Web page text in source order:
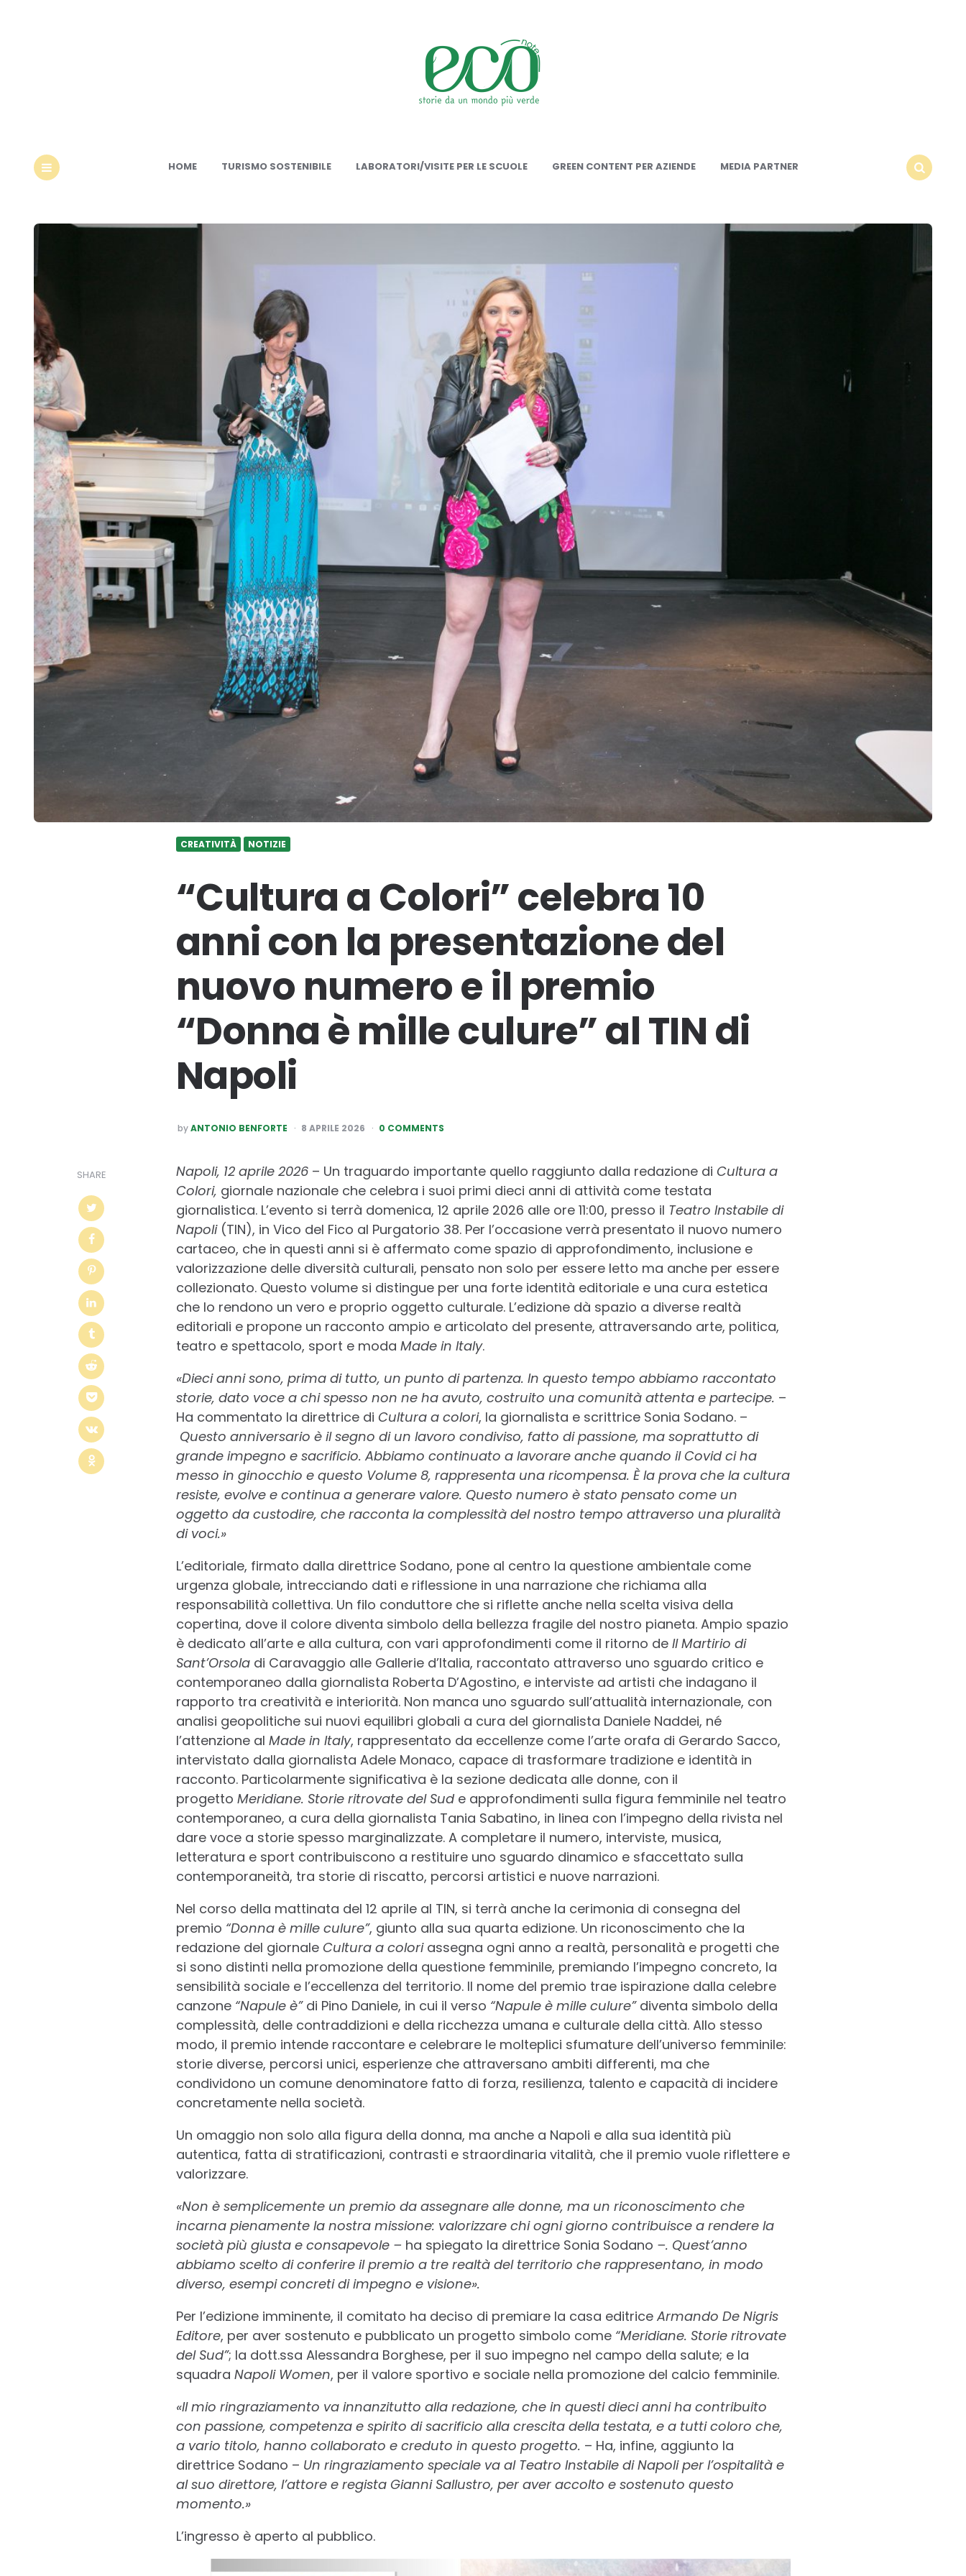
HOME TURISMO SOSTENIBILE LABORATORI/VISITE PER LE SCUOLE GREEN CONTENT PER AZIENDE
MEDIA PARTNER
CREATIVITÀ NOTIZIE
“Cultura a Colori” celebra 10
anni con la presentazione del
nuovo numero e il premio
“Donna è mille culure” al TIN di
Napoli
POSTED
BY
by ANTONIO BENFORTE 8 APRILE 2026 0 COMMENTS
SHARE Napoli, 12 aprile 2026– Un traguardo importante quello raggiunto dalla redazione di Cultura a
Colori, giornale nazionale che celebra i suoi primi dieci anni di attività come testata
giornalistica. L’evento si terrà domenica, 12 aprile 2026 alle ore 11:00, presso il Teatro Instabile di
Napoli(TIN), in Vico del Fico al Purgatorio 38. Per l’occasione verrà presentato il nuovo numero
cartaceo, che in questi anni si è affermato come spazio di approfondimento, inclusione e
valorizzazione delle diversità culturali, pensato non solo per essere letto ma anche per essere
collezionato. Questo volume si distingue per una forte identità editoriale e una cura estetica
che lo rendono un vero e proprio oggetto culturale. L’edizione dà spazio a diverse realtà
editoriali e propone un racconto ampio e articolato del presente, attraversando arte, politica,
teatro e spettacolo, sport e moda Made in Italy.
«Dieci anni sono, prima di tutto, un punto di partenza. In questo tempo abbiamo raccontato
storie, dato voce a chi spesso non ne ha avuto, costruito una comunità attenta e partecipe. –
Ha commentato la direttrice di Cultura a colori, la giornalista e scrittrice Sonia Sodano. –
Questo anniversario è il segno di un lavoro condiviso, fatto di passione, ma soprattutto di
grande impegno e sacrificio. Abbiamo continuato a lavorare anche quando il Covid ci ha
messo in ginocchio e questo Volume 8, rappresenta una ricompensa. È la prova che la cultura
resiste, evolve e continua a generare valore. Questo numero è stato pensato come un
oggetto da custodire, che racconta la complessità del nostro tempo attraverso una pluralità
di voci.»
L’editoriale, firmato dalla direttrice Sodano, pone al centro la questione ambientale come
urgenza globale, intrecciando dati e riflessione in una narrazione che richiama alla
responsabilità collettiva. Un filo conduttore che si riflette anche nella scelta visiva della
copertina, dove il colore diventa simbolo della bellezza fragile del nostro pianeta. Ampio spazio
è dedicato all’arte e alla cultura, con vari approfondimenti come il ritorno de Il Martirio di
Sant’Orsoladi Caravaggio alle Gallerie d’Italia, raccontato attraverso uno sguardo critico e
contemporaneo dalla giornalista Roberta D’Agostino, e interviste ad artisti che indagano il
rapporto tra creatività e interiorità. Non manca uno sguardo sull’attualità internazionale, con
analisi geopolitiche sui nuovi equilibri globali a cura del giornalista Daniele Naddei, né
l’attenzione al Made in Italy, rappresentato da eccellenze come l’arte orafa di Gerardo Sacco,
intervistato dalla giornalista Adele Monaco, capace di trasformare tradizione e identità in
racconto. Particolarmente significativa è la sezione dedicata alle donne, con il
progetto Meridiane. Storie ritrovate del Sud e approfondimenti sulla figura femminile nel teatro
contemporaneo, a cura della giornalista Tania Sabatino, in linea con l’impegno della rivista nel
dare voce a storie spesso marginalizzate. A completare il numero, interviste, musica,
letteratura e sport contribuiscono a restituire uno sguardo dinamico e sfaccettato sulla
contemporaneità, tra storie di riscatto, percorsi artistici e nuove narrazioni.
Nel corso della mattinata del 12 aprile al TIN, si terrà anche la cerimonia di consegna del
premio “Donna è mille culure”, giunto alla sua quarta edizione. Un riconoscimento che la
redazione del giornale Cultura a coloriassegna ogni anno a realtà, personalità e progetti che
si sono distinti nella promozione della questione femminile, premiando l’impegno concreto, la
sensibilità sociale e l’eccellenza del territorio. Il nome del premio trae ispirazione dalla celebre
canzone “Napule è”di Pino Daniele, in cui il verso “Napule è mille culure”diventa simbolo della
complessità, delle contraddizioni e della ricchezza umana e culturale della città. Allo stesso
modo, il premio intende raccontare e celebrare le molteplici sfumature dell’universo femminile:
storie diverse, percorsi unici, esperienze che attraversano ambiti differenti, ma che
condividono un comune denominatore fatto di forza, resilienza, talento e capacità di incidere
concretamente nella società.
Un omaggio non solo alla figura della donna, ma anche a Napoli e alla sua identità più
autentica, fatta di stratificazioni, contrasti e straordinaria vitalità, che il premio vuole riflettere e
valorizzare.
«Non è semplicemente un premio da assegnare alle donne, ma un riconoscimento che
incarna pienamente la nostra missione: valorizzare chi ogni giorno contribuisce a rendere la
società più giusta e consapevole – ha spiegato la direttrice Sonia Sodano –. Quest’anno
abbiamo scelto di conferire il premio a tre realtà del territorio che rappresentano, in modo
diverso, esempi concreti di impegno e visione».
Per l’edizione imminente, il comitato ha deciso di premiare la casa editrice Armando De Nigris
Editore, per aver sostenuto e pubblicato un progetto simbolo come “Meridiane. Storie ritrovate
del Sud”; la dott.ssa Alessandra Borghese, per il suo impegno nel campo della salute; e la
squadra Napoli Women, per il valore sportivo e sociale nella promozione del calcio femminile.
«Il mio ringraziamento va innanzitutto alla redazione, che in questi dieci anni ha contribuito
con passione, competenza e spirito di sacrificio alla crescita della testata, e a tutti coloro che,
a vario titolo, hanno collaborato e creduto in questo progetto. – Ha, infine, aggiunto la
direttrice Sodano – Un ringraziamento speciale va al Teatro Instabile di Napoli per l’ospitalità e
al suo direttore, l’attore e regista Gianni Sallustro, per aver accolto e sostenuto questo
momento.»
L’ingresso è aperto al pubblico.